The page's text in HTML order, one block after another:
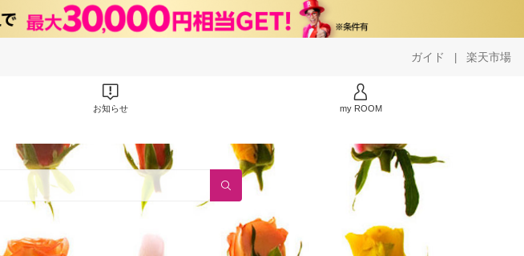
ガイド | 楽天市場
お知らせ my ROOM